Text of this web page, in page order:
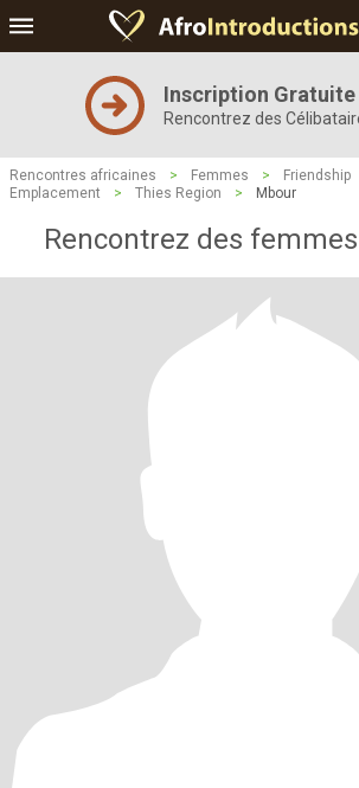
Inscription Gratuite
Rencontrez des
Rencontres africaines > Femmes > Friendship
Emplacement
> Thies Region > Mbour
Rencontrez des